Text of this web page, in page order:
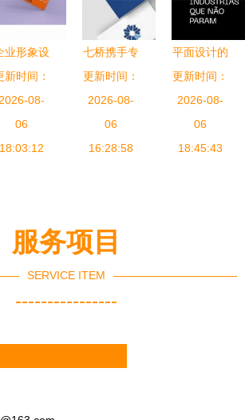
业形象设
VI手册
的核心要素
与实施指南
新时间：
2026-08-
06
18:03:12
七桥携手专
业VI设计，
品牌形象点
亮企业未来
更新时间：
2026-08-
06
16:28:58
平面设计的
力量
TORFRESMA
工业设备品
牌形象设计
更新时间：
2026-08-
06
18:45:43
服务项目
SERVICE ITEM
----------------